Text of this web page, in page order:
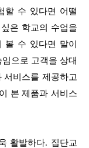
할 수 있다면 어떨
은 학교의 수업을
볼 수 있다면 말이
으로 고객을 상대
비스를 제공하고
본 제품과 서비스
활발하다. 집단교